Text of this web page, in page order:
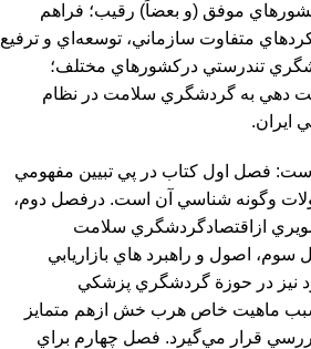
موفق (و بعضاً) رقيب؛ فراهم
متفاوت سازماني، توسعه‌اي و ترفيع
تندرستي دركشورهاي مختلف؛
دهي به گردشگري سلامت در نظام
ايران.
فصل اول كتاب در پي تبيين مفهومي
وگونه ‌‌شناسي آن است. درفصل دوم،
ازاقتصادگردشگري سلامت
اصول و راهبرد هاي بازاريابي
نيز در حوزة گردشگري پزشكي
ماهيت خاص هرب خش ازهم متمايز
قرار مي‌گيرد. فصل چهارم براي